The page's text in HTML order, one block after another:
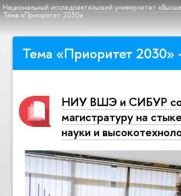
Национальный исследовательский университет
Тема «Приоритет 2030»
Тема «Приоритет 2030»
НИУ ВШЭ и СИБУР
магистратуру на
науки и